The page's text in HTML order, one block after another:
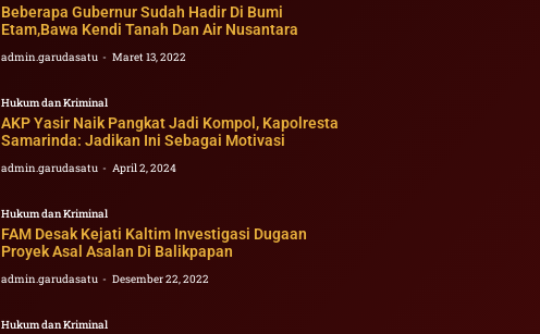
Beberapa Gubernur Sudah Hadir Di Bumi
Etam,Bawa Kendi Tanah Dan Air Nusantara
admin.garudasatu Maret 13, 2022
Hukum dan Kriminal
AKP Yasir Naik Pangkat Jadi Kompol, Kapolresta
Samarinda: Jadikan Ini Sebagai Motivasi
admin.garudasatu April 2, 2024
Hukum dan Kriminal
FAM Desak Kejati Kaltim Investigasi Dugaan
Proyek Asal Asalan Di Balikpapan
admin.garudasatu Desember 22, 2022
Hukum dan Kriminal